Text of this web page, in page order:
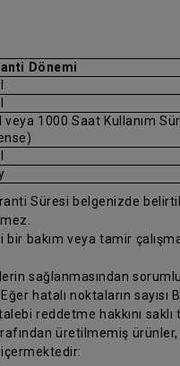
Dönemi
veya 1000 Saat Kullanım
Süresi belgenizde
bakım veya tamir
sağlanmasından
hatalı noktaların
reddetme hakkını saklı
üretilmemiş